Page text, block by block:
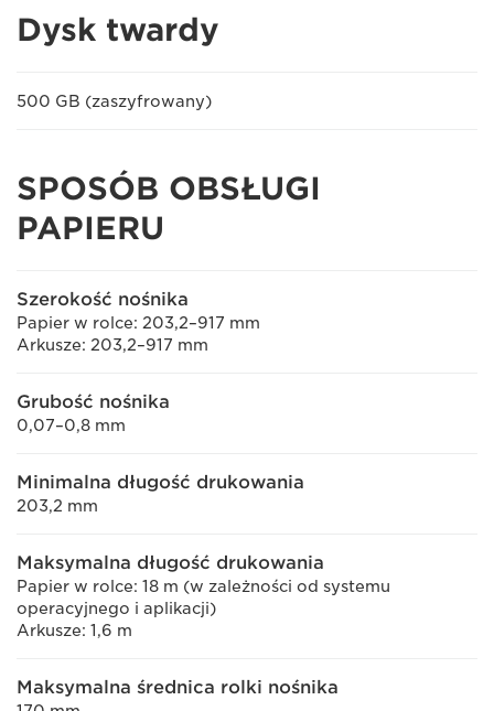
Dysk twardy
500 GB (zaszyfrowany)
SPOSÓB OBSŁUGI
PAPIERU
Szerokość nośnika
Papier w rolce: 203,2–917 mm
Arkusze: 203,2–917 mm
Grubość nośnika
0,07–0,8 mm
Minimalna długość drukowania
203,2 mm
Maksymalna długość drukowania
Papier w rolce: 18 m (w zależności od systemu
operacyjnego i aplikacji)
Arkusze: 1,6 m
Maksymalna średnica rolki nośnika